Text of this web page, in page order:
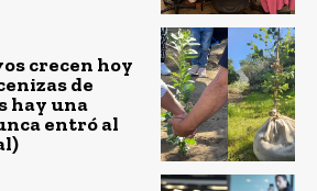
crecen hoy
de
hay una
entró al